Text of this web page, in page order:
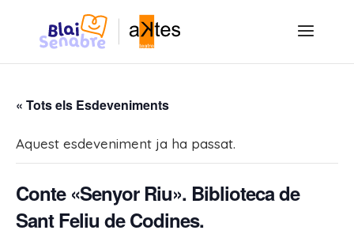
« Tots els Esdeveniments
Aquest esdeveniment ja ha passat.
Conte «Senyor Riu». Biblioteca de
Sant Feliu de Codines.